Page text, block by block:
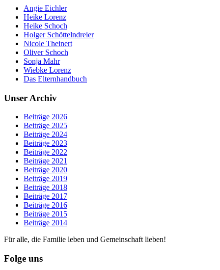
Angie Eichler
Heike Lorenz
Heike Schoch
Holger Schöttelndreier
Nicole Theinert
Oliver Schoch
Sonja Mahr
Wiebke Lorenz
Das Elternhandbuch
Unser Archiv
Beiträge 2026
Beiträge 2025
Beiträge 2024
Beiträge 2023
Beiträge 2022
Beiträge 2021
Beiträge 2020
Beiträge 2019
Beiträge 2018
Beiträge 2017
Beiträge 2016
Beiträge 2015
Beiträge 2014
Für alle, die Familie leben und Gemeinschaft lieben!
Folge uns